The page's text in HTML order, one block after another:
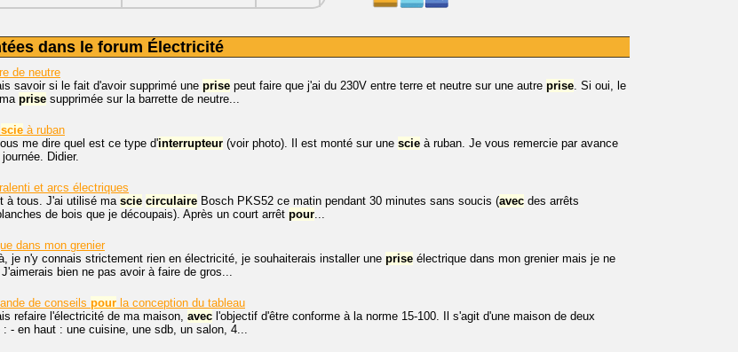
dans le forum Électricité
de neutre
savoir si le fait d'avoir supprimé une prise peut faire que j'ai du 230V entre terre et neutre sur une autre prise . Si oui, le
prise supprimée sur la barrette de neutre...
scie à ruban
me dire quel est ce type d'interrupteur (voir photo). Il est monté sur une scie à ruban. Je vous remercie par avance
Didier.
et arcs électriques
à tous. J'ai utilisé ma scie circulaire Bosch PKS52 ce matin pendant 30 minutes sans soucis (avec des arrêts
de bois que je découpais). Après un court arrêt pour
dans mon grenier
je n'y connais strictement rien en électricité, je souhaiterais installer une prise électrique dans mon grenier mais je ne
bien ne pas avoir à faire de gros...
de conseils pour la conception du tableau
refaire l'électricité de ma maison, avec l'objectif d'être conforme à la norme 15-100. Il s'agit d'une maison de deux
- en haut : une cuisine, une sdb, un salon, 4...